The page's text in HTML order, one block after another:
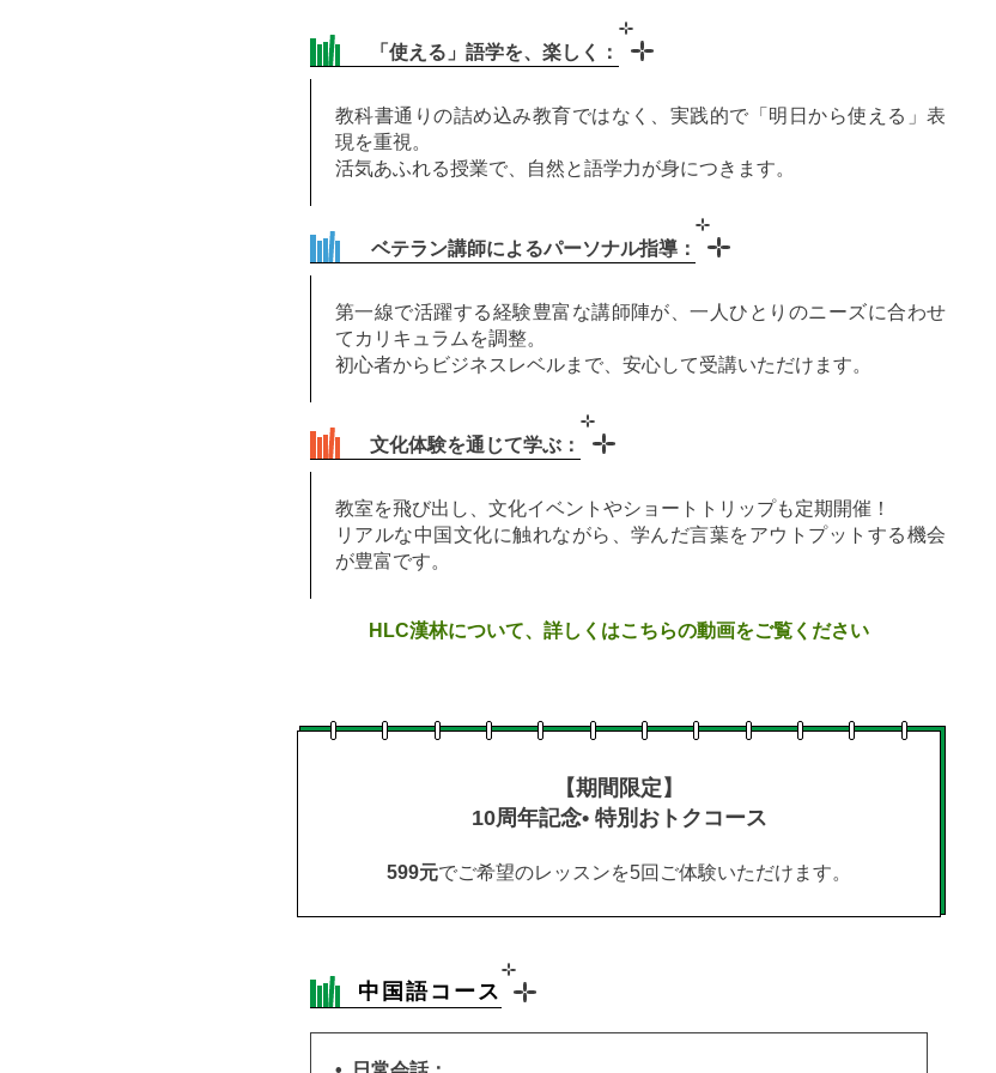
「使える」語学を、楽しく：
教科書通りの詰め込み教育ではなく、実践的で「明日から使える」表
現を重視。
活気あふれる授業で、自然と語学力が身につきます。
ベテラン講師によるパーソナル指導：
第一線で活躍する経験豊富な講師陣が、一人ひとりのニーズに合わせ
てカリキュラムを調整。
初心者からビジネスレベルまで、安心して受講いただけます。
文化体験を通じて学ぶ：
教室を飛び出し、文化イベントやショートトリップも定期開催！
リアルな中国文化に触れながら、学んだ言葉をアウトプットする機会
が豊富です。
HLC漢林について、詳しくはこちらの動画をご覧ください
【期間限定】
10周年記念• 特別おトクコース
599元でご希望のレッスンを5回ご体験いただけます。
中国語コース